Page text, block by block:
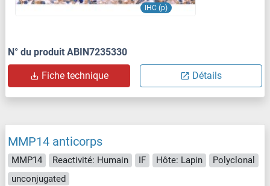
IHC (p)
N° du produit ABIN7235330
Fiche technique Détails
MMP14 anticorps
MMP14 Reactivité: Humain IF Hôte: Lapin
Polyclonal
unconjugated